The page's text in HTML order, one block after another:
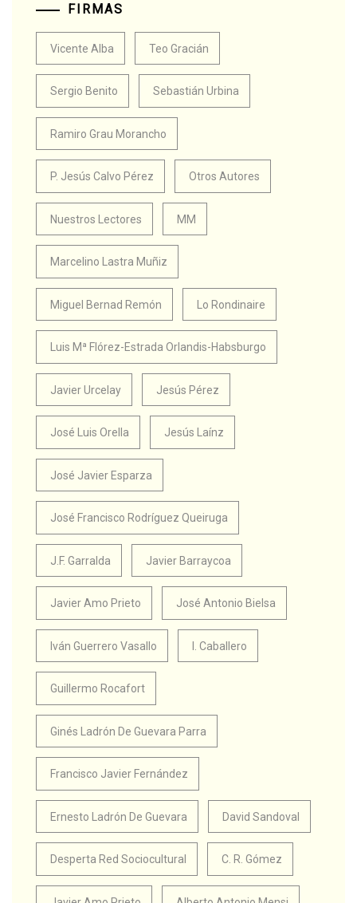
FIRMAS
Vicente Alba Teo Gracián
Sergio Benito Sebastián Urbina
Ramiro Grau Morancho
P. Jesús Calvo Pérez Otros Autores
Nuestros Lectores MM
Marcelino Lastra Muñiz
Miguel Bernad Remón Lo Rondinaire
Luis Mª Flórez-Estrada Orlandis-Habsburgo
Javier Urcelay Jesús Pérez
José Luis Orella Jesús Laínz
José Javier Esparza
José Francisco Rodríguez Queiruga
J.F. Garralda Javier Barraycoa
Javier Amo Prieto José Antonio Bielsa
Iván Guerrero Vasallo I. Caballero
Guillermo Rocafort
Ginés Ladrón De Guevara Parra
Francisco Javier Fernández
Ernesto Ladrón De Guevara David Sandoval
Desperta Red Sociocultural C. R. Gómez